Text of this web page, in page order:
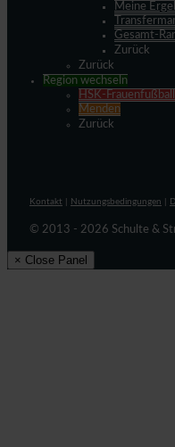
Meine
Gesamt-
Zurück
Zurück
Region wechseln
HSK-Frauenfußball
Menden
Zurück
Kontakt Nutzungsbedingungen
© 2013 - 2026 Schulte &
× Close Panel